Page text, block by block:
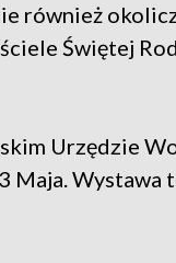
również
Świętej
Urzędzie
Maja. Wystawa